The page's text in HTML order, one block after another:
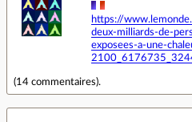
https://
deux-milliards-de-
exposees-a-une-
(14 commentaires).